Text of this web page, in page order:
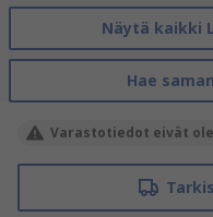
Näytä kaikki
Hae
Varastotiedot eivät